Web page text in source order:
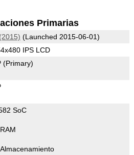
Primarias
(Launched 2015-06-01)
IPS LCD
(Primary)
SoC